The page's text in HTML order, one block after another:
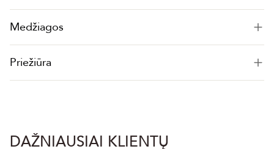
Medžiagos
Priežiūra
DAŽNIAUSIAI KLIENTŲ